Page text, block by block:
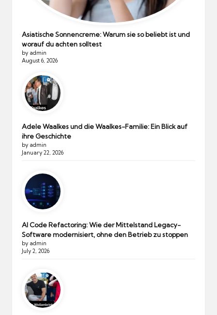
Asiatische Sonnencreme: Warum sie so beliebt ist und
worauf du achten solltest
by admin
August 6, 2026
Adele Waalkes und die Waalkes-Familie: Ein Blick auf
ihre Geschichte
by admin
January 22, 2026
AI Code Refactoring: Wie der Mittelstand Legacy-
Software modernisiert, ohne den Betrieb zu stoppen
by admin
July 2, 2026